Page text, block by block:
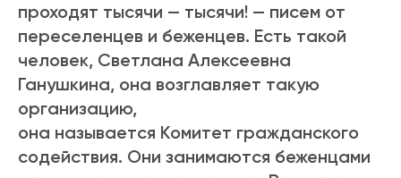
проходят тысячи — тысячи! — писем от
переселенцев и беженцев. Есть такой
человек, Светлана Алексеевна
Ганушкина, она возглавляет такую
организацию,
она называется Комитет гражданского
содействия. Они занимаются беженцами